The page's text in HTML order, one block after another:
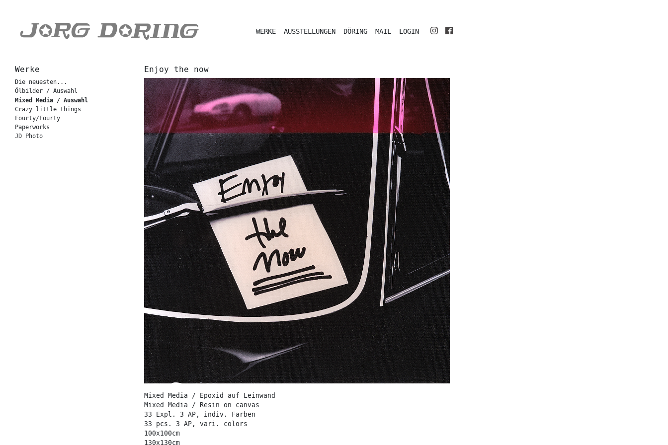
WERKE AUSSTELLUNGEN DÖRING MAIL LOGIN
Werke
Die neuesten...
Ölbilder / Auswahl
Mixed Media / Auswahl
Crazy little things
Fourty/Fourty
Paperworks
JD Photo
Enjoy the now
Mixed Media / Epoxid auf Leinwand
Mixed Media / Resin on canvas
33 Expl. 3 AP, indiv. Farben
33 pcs. 3 AP, vari. colors
100x100cm
130x130cm